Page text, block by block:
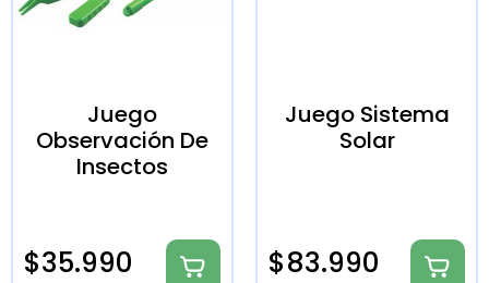
Juego
Observación De
Insectos
$35.990
Juego Sistema
Solar
$83.990